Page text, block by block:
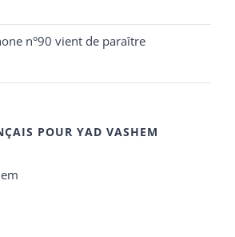
n°90 vient de paraître
POUR YAD VASHEM